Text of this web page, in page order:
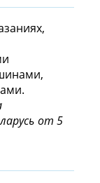
от 5